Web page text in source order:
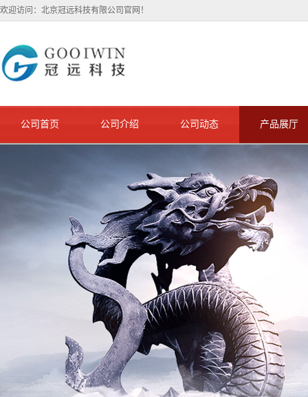
欢迎访问：北京冠远科技有限公司官网！
公司首页 公司介绍 公司动态 产品展厅